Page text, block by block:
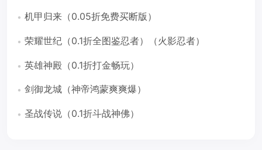
机甲归来（0.05折免费买断版）
荣耀世纪（0.1折全图鉴忍者）（火影忍者）
英雄神殿（0.1折打金畅玩）
剑御龙城（神帝鸿蒙爽爽爆）
圣战传说（0.1折斗战神佛）